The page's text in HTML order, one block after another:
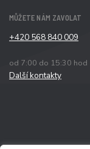
MŮŽETE NÁM ZAVOLAT
+420 568 840 009
od 7:00 do 15:30 hod
Další kontakty